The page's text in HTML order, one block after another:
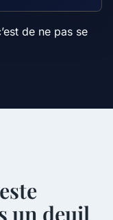
de ne pas se
un deuil